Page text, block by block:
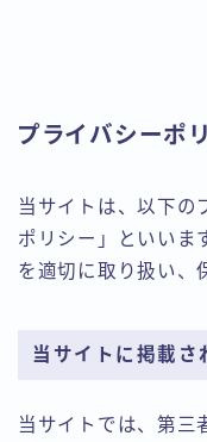
プライバシーポ
当サイトは、以下の
ポリシー」といいま
を適切に取り扱い、
当サイトに掲載さ
当サイトでは、第三